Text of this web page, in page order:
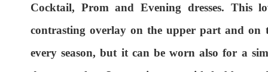
Cocktail, Prom and Evening dresses. This
contrasting overlay on the upper part and on
every season, but it can be worn also for a